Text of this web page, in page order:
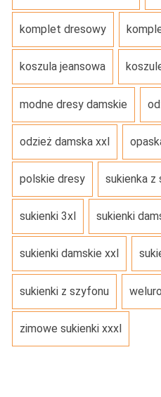
komplet dresowy
koszula jeansowa
modne dresy damskie
odzież damska xxl
polskie dresy sukienka z
sukienki 3xl sukienki
sukienki damskie xxl
sukienki z szyfonu
zimowe sukienki xxxl